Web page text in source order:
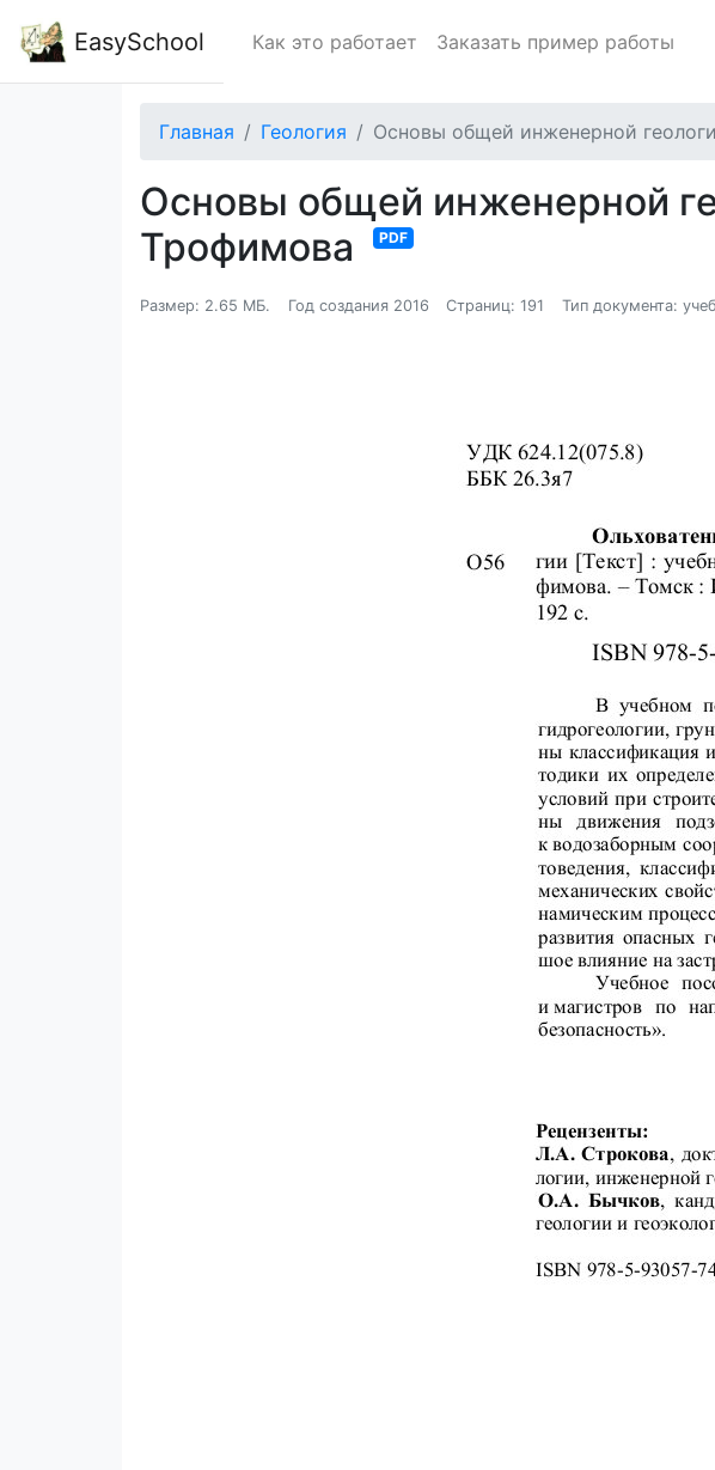
EasySchool Как это работает Заказать пример работы
Главная Геология Основы общей инженерной
Основы общей инженерной
Трофимова
PDF
Размер: 2.65 МБ. Год создания 2016 Страниц: 191 Тип документа: